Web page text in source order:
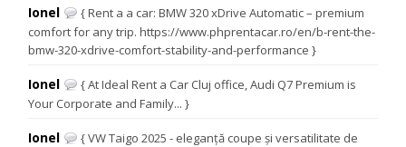
Ionel
{ Rent a a car: BMW 320 xDrive Automatic – premium
comfort for any trip. https://www.phprentacar.ro/en/b-rent-the-
bmw-320-xdrive-comfort-stability-and-performance }
Ionel
{ At Ideal Rent a Car Cluj office, Audi Q7 Premium is
Your Corporate and Family... }
Ionel
{ VW Taigo 2025 - eleganță coupe și versatilitate de